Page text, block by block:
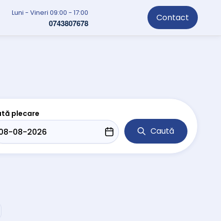
Luni - Vineri 09:00 - 17:00
0743807678 Contact
plecare
Caută